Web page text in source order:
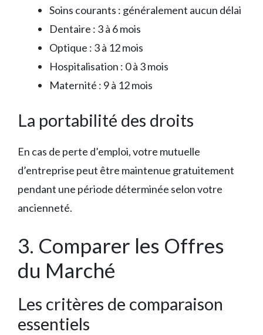
Soins courants : généralement aucun délai
Dentaire : 3 à 6 mois
Optique : 3 à 12 mois
Hospitalisation : 0 à 3 mois
Maternité : 9 à 12 mois
La portabilité des droits
En cas de perte d’emploi, votre mutuelle
d’entreprise peut être maintenue gratuitement
pendant une période déterminée selon votre
ancienneté.
3. Comparer les Offres
du Marché
Les critères de comparaison
essentiels